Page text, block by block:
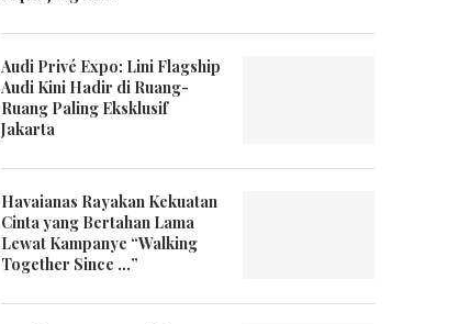
Audi Privé Expo: Lini Flagship
Audi Kini Hadir di Ruang-
Ruang Paling Eksklusif
Jakarta
Havaianas Rayakan Kekuatan
Cinta yang Bertahan Lama
Lewat Kampanye “Walking
Together Since …”